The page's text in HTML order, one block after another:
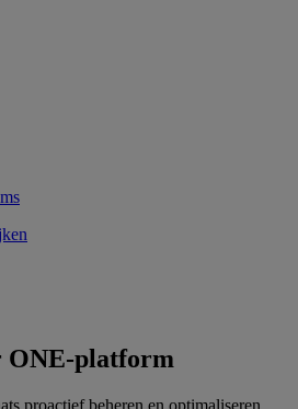
ONE-platform